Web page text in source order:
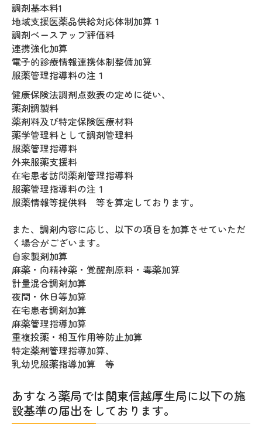
調剤基本料1
地域支援医薬品供給対応体制加算１
調剤ベースアップ評価料
連携強化加算
電子的診療情報連携体制整備加算
服薬管理指導料の注１
健康保険法調剤点数表の定めに従い、
薬剤調製料
薬剤料及び特定保険医療材料
薬学管理料として調剤管理料
服薬管理指導料
外来服薬支援料
在宅患者訪問薬剤管理指導料
服薬管理指導料の注１
服薬情報等提供料 等を算定しております。
また、調剤内容に応じ、以下の項目を加算させていただ
く場合がございます。
自家製剤加算
麻薬・向精神薬・覚醒剤原料・毒薬加算
計量混合調剤加算
夜間・休日等加算
在宅患者調剤加算
麻薬管理指導加算
重複投薬・相互作用等防止加算
特定薬剤管理指導加算、
乳幼児服薬指導加算 等
あすなろ薬局では関東信越厚生局に以下の施
設基準の届出をしております。